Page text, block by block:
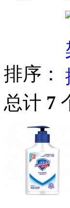
排序：
总计 7